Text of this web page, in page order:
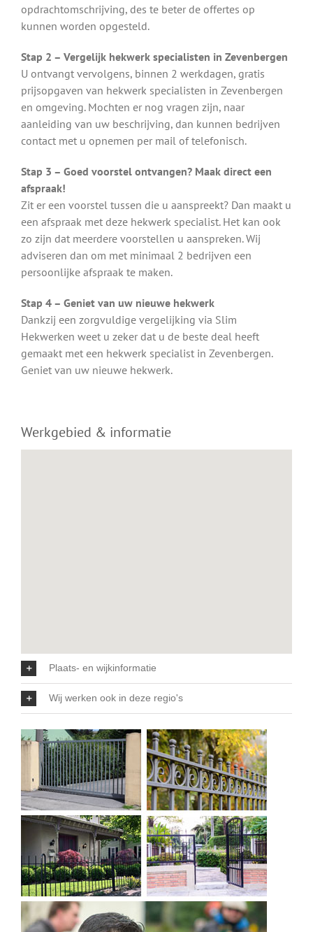
opdrachtomschrijving, des te beter de offertes op
kunnen worden opgesteld.
Stap 2 – Vergelijk hekwerk specialisten in Zevenbergen
U ontvangt vervolgens, binnen 2 werkdagen, gratis
prijsopgaven van hekwerk specialisten in Zevenbergen
en omgeving. Mochten er nog vragen zijn, naar
aanleiding van uw beschrijving, dan kunnen bedrijven
contact met u opnemen per mail of telefonisch.
Stap 3 – Goed voorstel ontvangen? Maak direct een
afspraak!
Zit er een voorstel tussen die u aanspreekt? Dan maakt u
een afspraak met deze hekwerk specialist. Het kan ook
zo zijn dat meerdere voorstellen u aanspreken. Wij
adviseren dan om met minimaal 2 bedrijven een
persoonlijke afspraak te maken.
Stap 4 – Geniet van uw nieuwe hekwerk
Dankzij een zorgvuldige vergelijking via Slim
Hekwerken weet u zeker dat u de beste deal heeft
gemaakt met een hekwerk specialist in Zevenbergen.
Geniet van uw nieuwe hekwerk.
Werkgebied & informatie
Plaats- en wijkinformatie
Wij werken ook in deze regio's